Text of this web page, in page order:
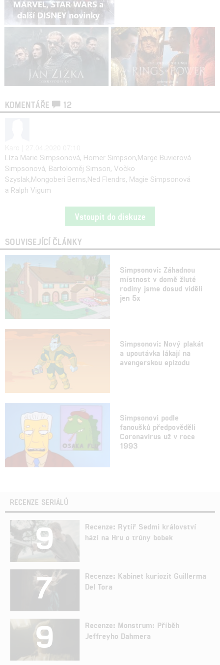
KOMENTÁŘE 12
Líza Marie Simpsonová, Homer Simpson,Marge Buvierová
Simpsonová, Bartoloměj Simson, Vočko
Szyslak,Mongoberi Berns,Ned Flendrs, Magie Simpsonová
a Ralph Vigum
Vstoupit do diskuze
SOUVISEJÍCÍ ČLÁNKY
Simpsonovi: Záhadnou
místnost v domě žluté
rodiny jsme dosud viděli
jen 5x
Simpsonovi: Nový plakát
a upoutávka lákají na
avengerskou epizodu
Simpsonovi podle
fanoušků předpověděli
Coronavirus už v roce
1993
RECENZE SERIÁLŮ
9
Recenze: Rytíř Sedmi království
hází na Hru o trůny bobek
7
Recenze: Kabinet kuriozit Guillerma
Del Tora
9
Recenze: Monstrum: Příběh
Jeffreyho Dahmera